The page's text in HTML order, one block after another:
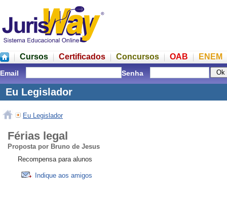
Cursos Certificados Concursos OAB ENEM
Email Senha
Eu Legislador
Eu Legislador
Férias legal
Proposta por Bruno de Jesus
Recompensa para alunos
Indique aos amigos